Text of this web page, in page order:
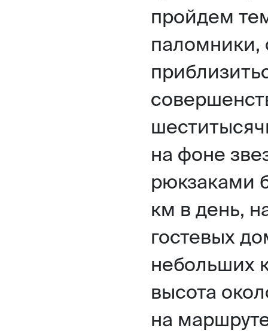
пройдем
паломники,
на фоне
рюкзаками
км в день,
гостевых
небольших
высота
на